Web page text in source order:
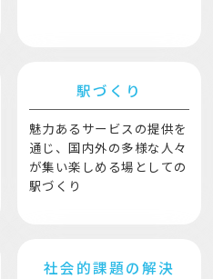
駅づくり
魅力あるサービスの提供を
通じ、国内外の多様な人々
が集い楽しめる場としての
駅づくり
社会的課題の解決